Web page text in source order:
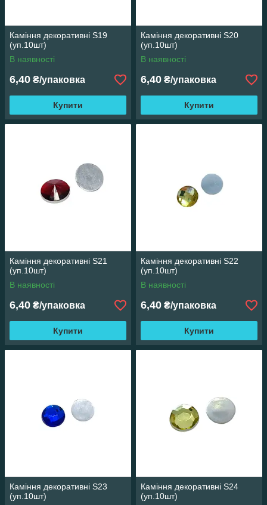
Каміння декоративні S19
(уп.10шт)
В наявності
6,40 ₴/упаковка
Купити
Каміння декоративні S20
(уп.10шт)
В наявності
6,40 ₴/упаковка
Купити
Каміння декоративні S21
(уп.10шт)
В наявності
6,40 ₴/упаковка
Купити
Каміння декоративні S22
(уп.10шт)
В наявності
6,40 ₴/упаковка
Купити
Каміння декоративні S23
(уп.10шт)
Каміння декоративні S24
(уп.10шт)